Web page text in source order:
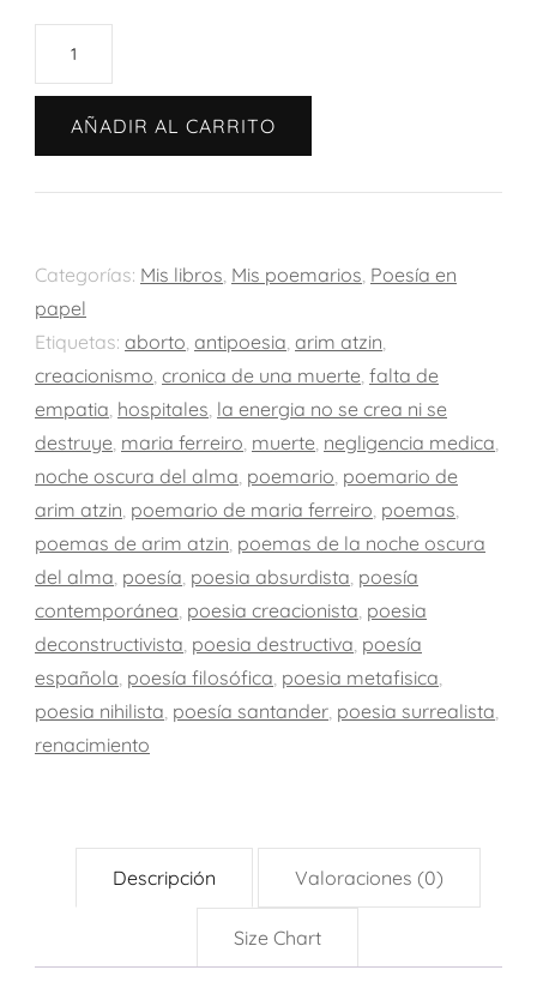
energía
crea
o
destruye
se
transforme
(Crónica
de
unas
muertes
anunciadas)
cantidad
AÑADIR AL CARRITO
Categorías: Mis libros Mis poemarios Poesía en
papel
Etiquetas: aborto antipoesia arim atzin
creacionismo cronica de una muerte falta de
empatia hospitales la energia no se crea ni se
destruye maria ferreiro muerte negligencia medica
noche oscura del alma poemario poemario de
arim atzin poemario de maria ferreiro poemas
poemas de arim atzin poemas de la noche oscura
del alma poesía poesia absurdista poesía
contemporánea poesia creacionista poesia
deconstructivista poesia destructiva poesía
española poesía filosófica poesia metafisica
poesia nihilista poesía santander poesia surrealista
renacimiento
Descripción Valoraciones (0)
Size Chart